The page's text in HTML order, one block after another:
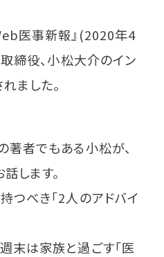
医事新報』(2020年4
締役、小松大介のイン
ました。
著者でもある小松が、
します。
つべき「2人のアドバイ
末は家族と過ごす「医